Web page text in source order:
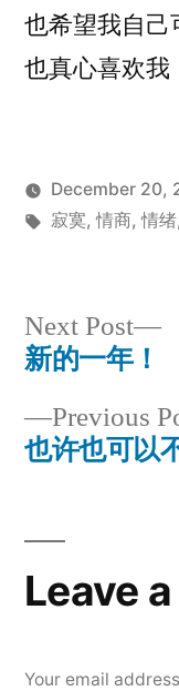
也希望我自己
也真心喜欢我
Posted
Tsehmin
December 20,
Tags:
寂寞,情商,情绪,
Post
Previous
也许也可以
Next Post
新的一年！
Leave
Your email